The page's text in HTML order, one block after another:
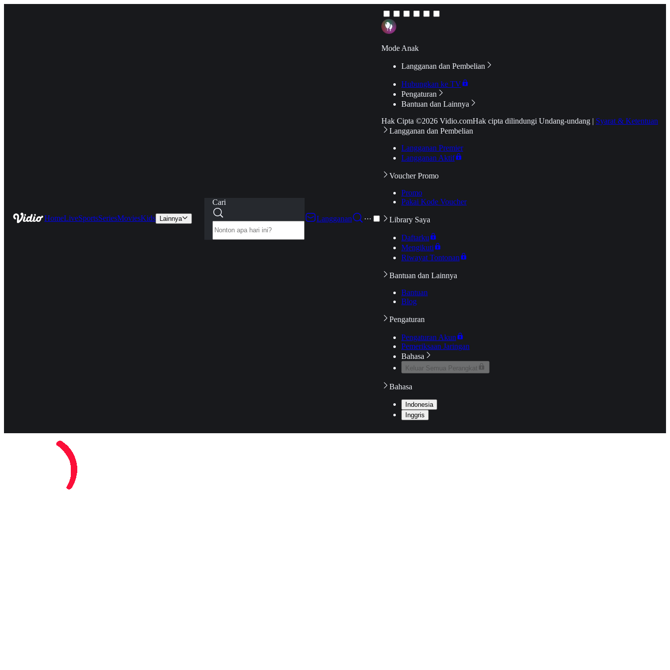
HomeLiveSportsSeriesMoviesKids Lainnya
Cari
Langganan
···
Mode Anak
Langganan dan Pembelian
Hubungkan ke TV
Pengaturan
Bantuan dan Lainnya
Hak Cipta ©2026 Vidio.comHak cipta dilindungi Undang-undang | Syarat & Ketentuan
Langganan dan Pembelian
Langganan Premier
Langganan Aktif
Voucher Promo
Promo
Pakai Kode Voucher
Library Saya
Daftarku
Mengikuti
Riwayat Tontonan
Bantuan dan Lainnya
Bantuan
Blog
Pengaturan
Pengaturan Akun
Pemeriksaan Jaringan
Bahasa
Keluar Semua Perangkat
Bahasa
Indonesia
Inggris